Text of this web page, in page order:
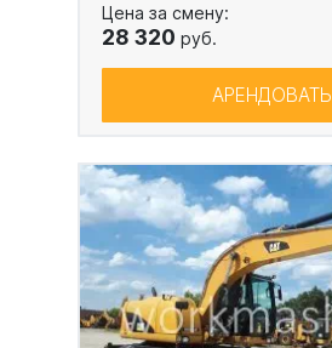
Цена за смену:
28 320 руб.
АРЕНДОВАТЬ